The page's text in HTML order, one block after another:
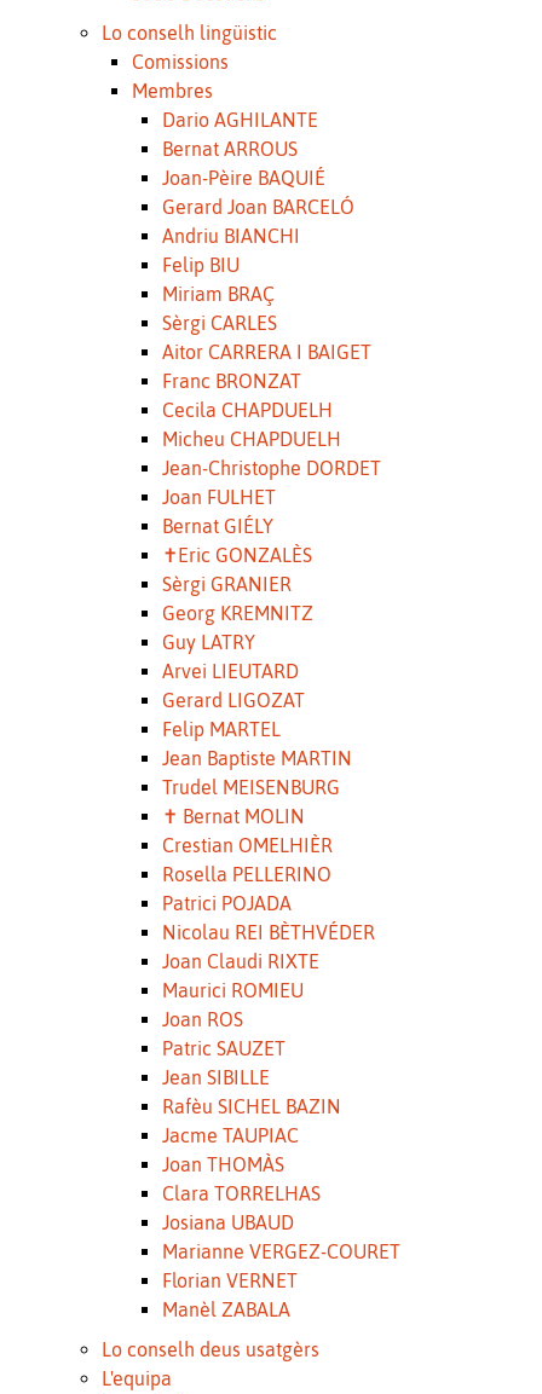
Lo conselh lingüistic
Comissions
Membres
Dario AGHILANTE
Bernat ARROUS
Joan-Pèire BAQUIÉ
Gerard Joan BARCELÓ
Andriu BIANCHI
Felip BIU
Miriam BRAÇ
Sèrgi CARLES
Aitor CARRERA I BAIGET
Franc BRONZAT
Cecila CHAPDUELH
Micheu CHAPDUELH
Jean-Christophe DORDET
Joan FULHET
Bernat GIÉLY
✝Eric GONZALÈS
Sèrgi GRANIER
Georg KREMNITZ
Guy LATRY
Arvei LIEUTARD
Gerard LIGOZAT
Felip MARTEL
Jean Baptiste MARTIN
Trudel MEISENBURG
✝ Bernat MOLIN
Crestian OMELHIÈR
Rosella PELLERINO
Patrici POJADA
Nicolau REI BÈTHVÉDER
Joan Claudi RIXTE
Maurici ROMIEU
Joan ROS
Patric SAUZET
Jean SIBILLE
Rafèu SICHEL BAZIN
Jacme TAUPIAC
Joan THOMÀS
Clara TORRELHAS
Josiana UBAUD
Marianne VERGEZ-COURET
Florian VERNET
Manèl ZABALA
Lo conselh deus usatgèrs
L'equipa